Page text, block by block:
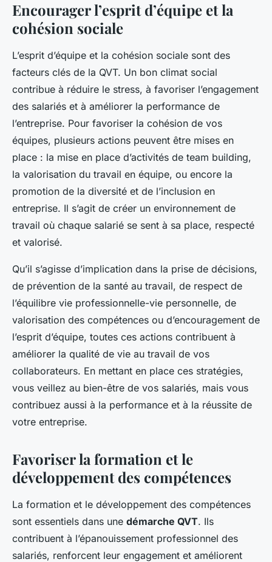
Encourager l’esprit d’équipe et la
cohésion sociale
L’esprit d’équipe et la cohésion sociale sont des
facteurs clés de la QVT. Un bon climat social
contribue à réduire le stress, à favoriser l’engagement
des salariés et à améliorer la performance de
l’entreprise. Pour favoriser la cohésion de vos
équipes, plusieurs actions peuvent être mises en
place : la mise en place d’activités de team building,
la valorisation du travail en équipe, ou encore la
promotion de la diversité et de l’inclusion en
entreprise. Il s’agit de créer un environnement de
travail où chaque salarié se sent à sa place, respecté
et valorisé.
Qu’il s’agisse d’implication dans la prise de décisions,
de prévention de la santé au travail, de respect de
l’équilibre vie professionnelle-vie personnelle, de
valorisation des compétences ou d’encouragement de
l’esprit d’équipe, toutes ces actions contribuent à
améliorer la qualité de vie au travail de vos
collaborateurs. En mettant en place ces stratégies,
vous veillez au bien-être de vos salariés, mais vous
contribuez aussi à la performance et à la réussite de
votre entreprise.
Favoriser la formation et le
développement des compétences
La formation et le développement des compétences
sont essentiels dans une démarche QVT. Ils
contribuent à l’épanouissement professionnel des
salariés, renforcent leur engagement et améliorent